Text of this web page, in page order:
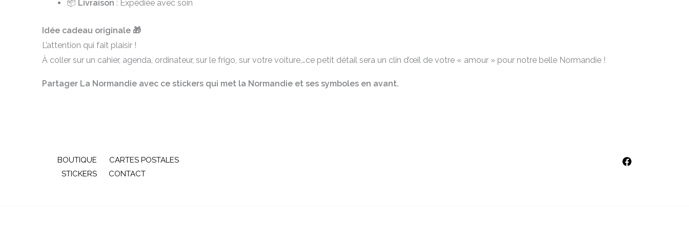
📦 Livraison : Expédiée avec soin
Idée cadeau originale 🎁
L’attention qui fait plaisir !
À coller sur un cahier, agenda, ordinateur, sur le frigo, sur votre voiture,…ce petit détail sera un clin d’œil de votre « amour » pour notre belle Normandie !
Partager La Normandie avec ce stickers qui met la Normandie et ses symboles en avant.
BOUTIQUE
CARTES POSTALES
STICKERS
CONTACT